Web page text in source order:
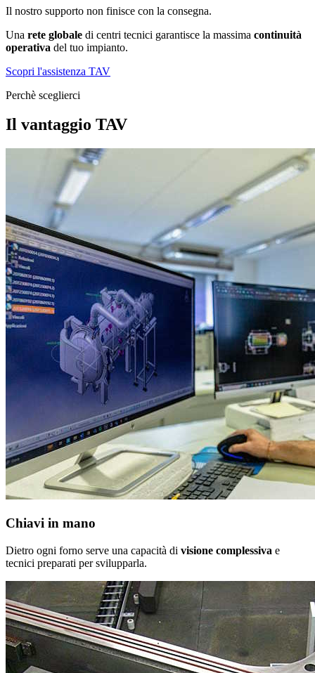
Il nostro supporto non finisce con la consegna.
Una rete globale di centri tecnici garantisce la massima continuità
operativa del tuo impianto.
Scopri l'assistenza TAV
Perchè sceglierci
Il vantaggio TAV
Chiavi in mano
Dietro ogni forno serve una capacità di visione complessiva e
tecnici preparati per svilupparla.